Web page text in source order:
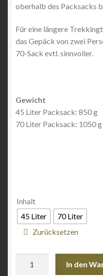
oberhalb des Packsacks
Für eine längere
das Gepäck von zwei
70-Sack evtl. sinnvoller.
Gewicht
45 Liter Packsack: 850 g
70 Liter Packsack: 1050 g
Inhalt
45 Liter
70 Liter
Zurücksetzen
In den